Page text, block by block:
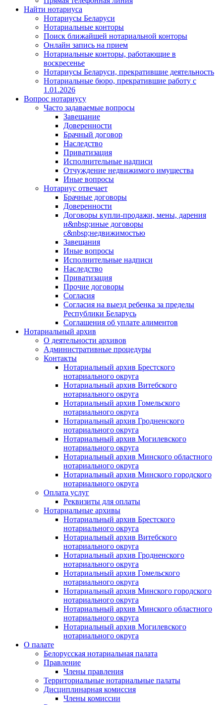
Найти нотариуса
Нотариусы Беларуси
Нотариальные конторы
Поиск ближайшей нотариальной конторы
Онлайн запись на прием
Нотариальные конторы, работающие в
воскресенье
Нотариусы Беларуси, прекратившие деятельность
Нотариальные бюро, прекратившие работу с
1.01.2026
Вопрос нотариусу
Часто задаваемые вопросы
Завещание
Доверенности
Брачный договор
Наследство
Приватизация
Исполнительные надписи
Отчуждение недвижимого имущества
Иные вопросы
Нотариус отвечает
Брачные договоры
Доверенности
Договоры купли-продажи, мены, дарения
и&nbsp;иные договоры
с&nbsp;недвижимостью
Завещания
Иные вопросы
Исполнительные надписи
Наследство
Приватизация
Прочие договоры
Согласия
Согласия на выезд ребенка за пределы
Республики Беларусь
Соглашения об уплате алиментов
Нотариальный архив
О деятельности архивов
Административные процедуры
Контакты
Нотариальный архив Брестского
нотариального округа
Нотариальный архив Витебского
нотариального округа
Нотариальный архив Гомельского
нотариального округа
Нотариальный архив Гродненского
нотариального округа
Нотариальный архив Могилевского
нотариального округа
Нотариальный архив Минского областного
нотариального округа
Нотариальный архив Минского городского
нотариального округа
Оплата услуг
Реквизиты для оплаты
Нотариальные архивы
Нотариальный архив Брестского
нотариального округа
Нотариальный архив Витебского
нотариального округа
Нотариальный архив Гродненского
нотариального округа
Нотариальный архив Гомельского
нотариального округа
Нотариальный архив Минского городского
нотариального округа
Нотариальный архив Минского областного
нотариального округа
Нотариальный архив Могилевского
нотариального округа
О палате
Белорусская нотариальная палата
Правление
Члены правления
Территориальные нотариальные палаты
Дисциплинарная комиссия
Члены комиссии